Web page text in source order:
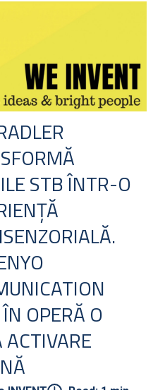
STB ÎNTR-O
OPERĂ O
ACTIVARE